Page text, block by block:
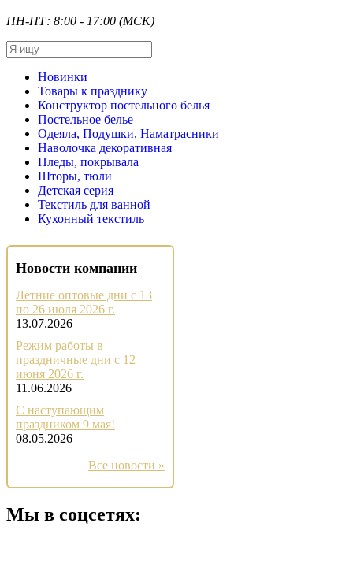
ПН-ПТ: 8:00 - 17:00 (МСК)
Новинки
Товары к празднику
Конструктор постельного белья
Постельное белье
Одеяла, Подушки, Наматрасники
Наволочка декоративная
Пледы, покрывала
Шторы, тюли
Детская серия
Текстиль для ванной
Кухонный текстиль
Новости компании
Летние оптовые дни с 13
по 26 июля 2026 г.
13.07.2026
Режим работы в
праздничные дни с 12
июня 2026 г.
11.06.2026
С наступающим
праздником 9 мая!
08.05.2026
Все новости »
Мы в соцсетях: